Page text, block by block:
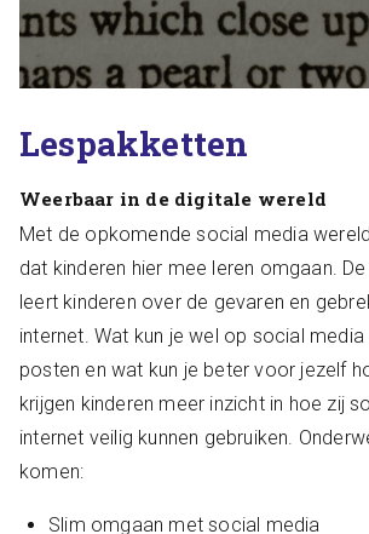
Lespakketten
Weerbaar in de digitale wereld
Met de opkomende social media
dat kinderen hier mee leren omgaan.
leert kinderen over de gevaren en
internet. Wat kun je wel op social
posten en wat kun je beter voor jezelf
krijgen kinderen meer inzicht in hoe zij
internet veilig kunnen gebruiken.
komen:
Slim omgaan met social media